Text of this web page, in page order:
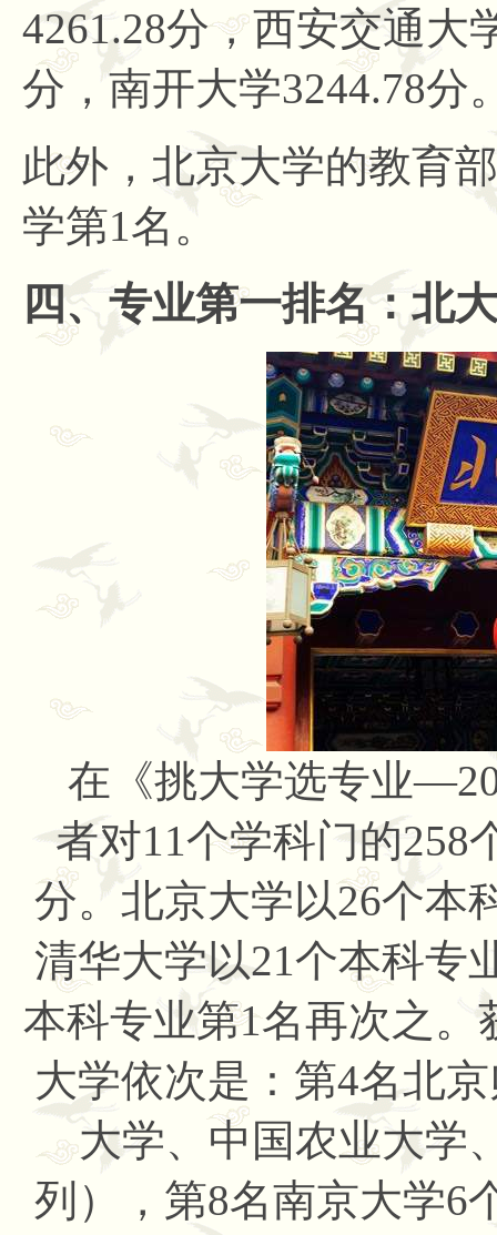
4261.28分，西安交通大
分，南开大学3244.78分
此外， 北京大学的教育
学第1名。
四、专业第一排名：北
在《挑大学选专业
者对11个学科门的258
分。 北京大学以26个本
清华大学以21个本科专
本科专业第1名再次之。
大学依次是：第4名北
大学、中国农业大学
列），第8名南京大学6